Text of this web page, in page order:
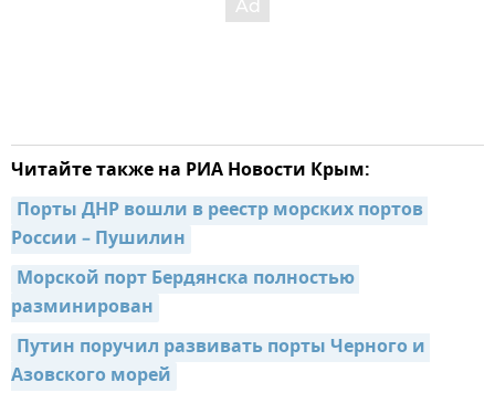
Читайте также на РИА Новости Крым:
Порты ДНР вошли в реестр морских портов
России – Пушилин
Морской порт Бердянска полностью
разминирован
Путин поручил развивать порты Черного и
Азовского морей